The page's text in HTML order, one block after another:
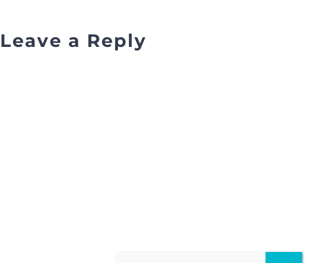
Leave a Reply